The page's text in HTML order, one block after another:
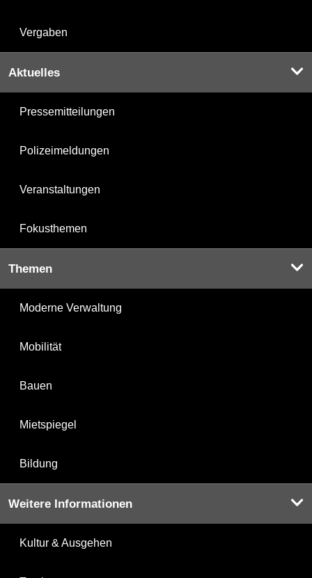
Vergaben
Aktuelles
Pressemitteilungen
Polizeimeldungen
Veranstaltungen
Fokusthemen
Themen
Moderne Verwaltung
Mobilität
Bauen
Mietspiegel
Bildung
Weitere Informationen
Kultur & Ausgehen